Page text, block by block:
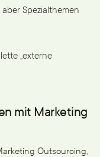
Spezialthemen
„externe
mit Marketing
Outsourcing,